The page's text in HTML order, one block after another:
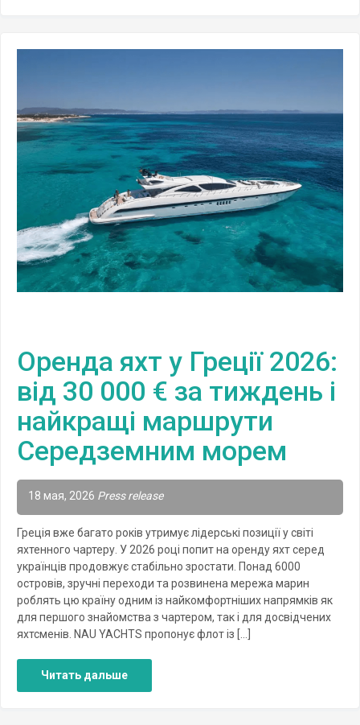
Оренда яхт у Греції 2026:
від 30 000 € за тиждень і
найкращі маршрути
Середземним морем
18 мая, 2026 Press release
Греція вже багато років утримує лідерські позиції у світі
яхтенного чартеру. У 2026 році попит на оренду яхт серед
українців продовжує стабільно зростати. Понад 6000
островів, зручні переходи та розвинена мережа марин
роблять цю країну одним із найкомфортніших напрямків як
для першого знайомства з чартером, так і для досвідчених
яхтсменів. NAU YACHTS пропонує флот із […]
Читать дальше